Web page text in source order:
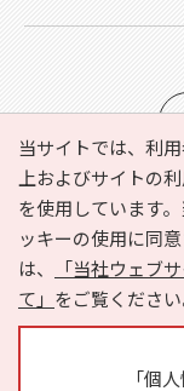
当サイトでは、利
上およびサイトの
を使用しています
ッキーの使用に同
は、
「当社ウェブ
て」 をご覧ください
「個
e-NAVITA（イー
利用規約
個
サイトマップ